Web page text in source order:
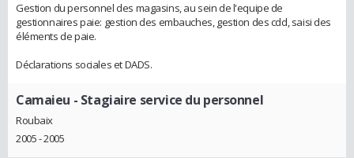
Gestion du personnel des magasins, au sein de l'equipe de
gestionnaires paie: gestion des embauches, gestion des cdd, saisi des
éléments de paie.
Déclarations sociales et DADS.
Camaieu - Stagiaire service du personnel
Roubaix
2005 - 2005